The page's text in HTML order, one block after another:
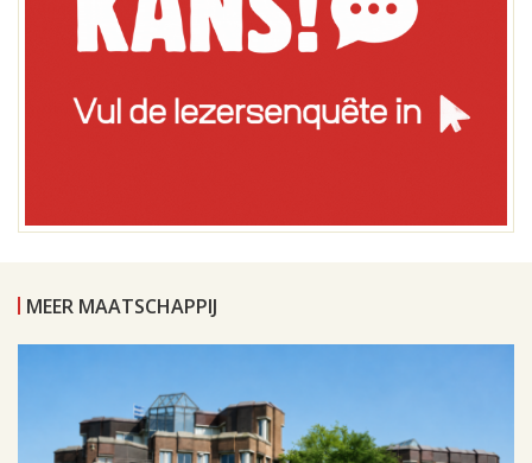
MEER MAATSCHAPPIJ